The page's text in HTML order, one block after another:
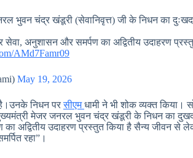
भुवन चंद्र खंडूरी (सेवानिवृत्त) जी के निधन का दुःखद
सेवा, अनुशासन और समर्पण का अद्वितीय उदाहरण
AMd7Famr09
May 19, 2026
है।उनके निधन परसीएमधामी ने भी शोक व्यक्त किया।
मेजर जनरल भुवन चंद्र खंडूरी के निधन का दुखद
का अद्वितीय उदाहरण प्रस्तुत किया है सैन्य जीवन से
रहा”।